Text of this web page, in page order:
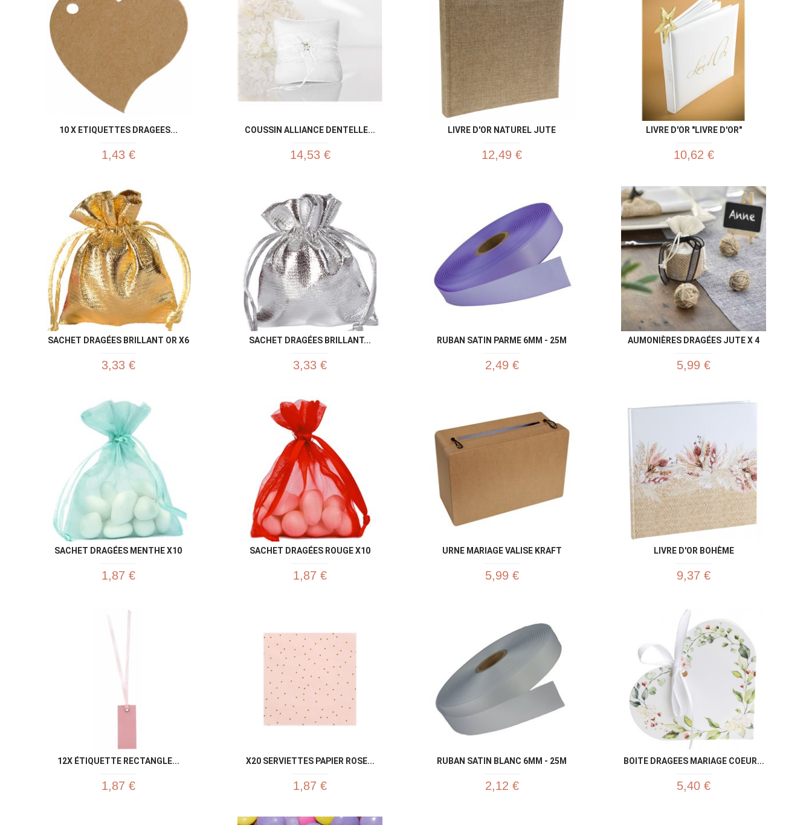
10 X ETIQUETTES DRAGEES...
1,43 €
COUSSIN ALLIANCE DENTELLE...
14,53 €
LIVRE D'OR NATUREL JUTE
12,49 €
LIVRE D'OR "LIVRE D'OR"
10,62 €
SACHET DRAGÉES BRILLANT OR X6
3,33 €
Aperçu rapide
SACHET DRAGÉES BRILLANT...
3,33 €
Aperçu rapide
RUBAN SATIN PARME 6MM - 25M
2,49 €
Aperçu rapide
AUMONIÈRES DRAGÉES JUTE X 4
5,99 €
SACHET DRAGÉES MENTHE X10
1,87 €
Aperçu rapide
SACHET DRAGÉES ROUGE X10
1,87 €
Aperçu rapide
URNE MARIAGE VALISE KRAFT
5,99 €
LIVRE D'OR BOHÈME
9,37 €
12X ÉTIQUETTE RECTANGLE...
1,87 €
X20 SERVIETTES PAPIER ROSE...
1,87 €
Aperçu rapide
RUBAN SATIN BLANC 6MM - 25M
2,12 €
Aperçu rapide
BOITE DRAGEES MARIAGE COEUR...
5,40 €